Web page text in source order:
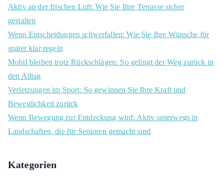
Aktiv an der frischen Luft: Wie Sie Ihre Terrasse sicher
gestalten
Wenn Entscheidungen schwerfallen: Wie Sie Ihre Wünsche für
später klar regeln
Mobil bleiben trotz Rückschlägen: So gelingt der Weg zurück in
den Alltag
Verletzungen im Sport: So gewinnen Sie Ihre Kraft und
Beweglichkeit zurück
Wenn Bewegung zur Entdeckung wird: Aktiv unterwegs in
Landschaften, die für Senioren gemacht sind
Kategorien